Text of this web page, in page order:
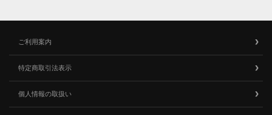
ご利用案内
特定商取引法表示
個人情報の取扱い